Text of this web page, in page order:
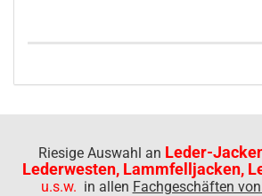
Riesige Auswahl an Leder-
Lederwesten, Lammfelljacken,
u.s.w. in allen Fachgeschäften